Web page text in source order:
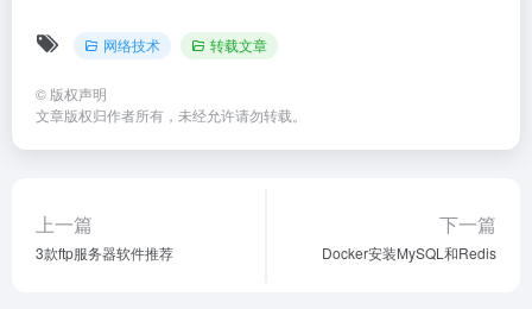
网络技术 转载文章
© 版权声明
文章版权归作者所有，未经允许请勿转载。
上一篇
3款ftp服务器软件推荐
下一篇
Docker安装MySQL和Redis